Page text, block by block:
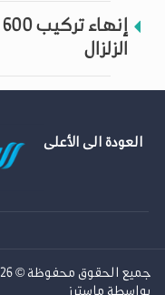
الزلزال
العودة الى الأعلى
جميع الحقوق محفوظة © 2026 وكالة السوري الإخبارية | صنع بـ
بواسطة ماسترز